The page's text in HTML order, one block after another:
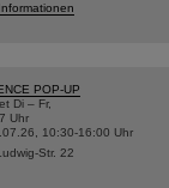
POP-UP
Di – Fr,
Uhr
10:30-16:00 Uhr
Str. 22